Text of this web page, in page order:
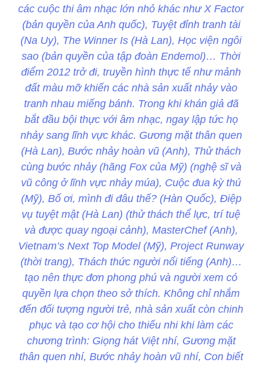
các cuộc thi âm nhạc lớn nhỏ khác như X Factor
(bản quyền của Anh quốc), Tuyệt đỉnh tranh tài
(Na Uy), The Winner Is (Hà Lan), Học viện ngôi
sao (bản quyền của tập đoàn Endemol)… Thời
điểm 2012 trở đi, truyền hình thực tế như mảnh
đất màu mỡ khiến các nhà sản xuất nhảy vào
tranh nhau miếng bánh. Trong khi khán giả đã
bắt đầu bội thực với âm nhạc, ngay lập tức họ
nhảy sang lĩnh vực khác. Gương mặt thân quen
(Hà Lan), Bước nhảy hoàn vũ (Anh), Thử thách
cùng bước nhảy (hãng Fox của Mỹ) (nghệ sĩ và
vũ công ở lĩnh vực nhảy múa), Cuộc đua kỳ thú
(Mỹ), Bố ơi, mình đi đâu thế? (Hàn Quốc), Điệp
vụ tuyệt mật (Hà Lan) (thử thách thể lực, trí tuệ
và được quay ngoại cảnh), MasterChef (Anh),
Vietnam’s Next Top Model (Mỹ), Project Runway
(thời trang), Thách thức người nổi tiếng (Anh)…
tạo nên thực đơn phong phú và người xem có
quyền lựa chọn theo sở thích. Không chỉ nhắm
đến đối tượng người trẻ, nhà sản xuất còn chinh
phục và tạo cơ hội cho thiếu nhi khi làm các
chương trình: Giọng hát Việt nhí, Gương mặt
thân quen nhí, Bước nhảy hoàn vũ nhí, Con biết